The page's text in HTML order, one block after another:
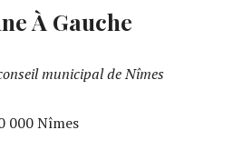
À Gauche
municipal de Nîmes
000 Nîmes